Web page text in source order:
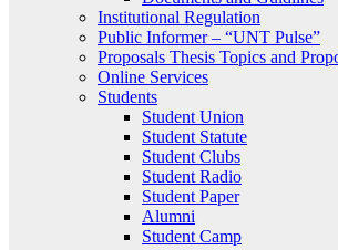
Institutional Regulation
Public Informer – “UNT Pulse”
Proposals Thesis Topics and
Online Services
Students
Student Union
Student Statute
Student Clubs
Student Radio
Student Paper
Alumni
Student Camp